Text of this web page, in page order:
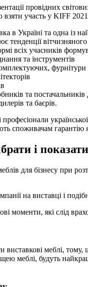
провідних
взяти участь у KIFF
в Україні та одна із
тенденції
всіх учасників
та інструментів
фурнітури
та
та баєрів.
споживачам гарантію
і
для бізнесу при
на виставці і
моменти, які слід
виставкові меблі,
меблі, будуть